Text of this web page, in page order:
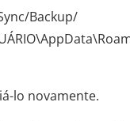
Backup/
lo novamente.